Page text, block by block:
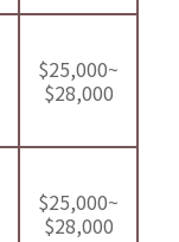
$25,000~
$28,000
$25,000~
$28,000